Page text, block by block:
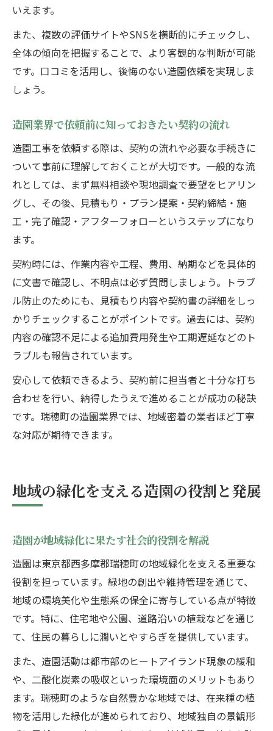
いえます。
また、複数の評価サイトやSNSを横断的にチェックし、
全体の傾向を把握することで、より客観的な判断が可能
です。口コミを活用し、後悔のない造園依頼を実現しま
しょう。
造園業界で依頼前に知っておきたい契約の流れ
造園工事を依頼する際は、契約の流れや必要な手続きに
ついて事前に理解しておくことが大切です。一般的な流
れとしては、まず無料相談や現地調査で要望をヒアリン
グし、その後、見積もり・プラン提案・契約締結・施
工・完了確認・アフターフォローというステップになり
ます。
契約時には、作業内容や工程、費用、納期などを具体的
に文書で確認し、不明点は必ず質問しましょう。トラブ
ル防止のためにも、見積もり内容や契約書の詳細をしっ
かりチェックすることがポイントです。過去には、契約
内容の確認不足による追加費用発生や工期遅延などのト
ラブルも報告されています。
安心して依頼できるよう、契約前に担当者と十分な打ち
合わせを行い、納得したうえで進めることが成功の秘訣
です。瑞穂町の造園業界では、地域密着の業者ほど丁寧
な対応が期待できます。
地域の緑化を支える造園の役割と発展
造園が地域緑化に果たす社会的役割を解説
造園は東京都西多摩郡瑞穂町の地域緑化を支える重要な
役割を担っています。緑地の創出や維持管理を通じて、
地域の環境美化や生態系の保全に寄与している点が特徴
です。特に、住宅地や公園、道路沿いの植栽などを通じ
て、住民の暮らしに潤いとやすらぎを提供しています。
また、造園活動は都市部のヒートアイランド現象の緩和
や、二酸化炭素の吸収といった環境面のメリットもあり
ます。瑞穂町のような自然豊かな地域では、在来種の植
物を活用した緑化が進められており、地域独自の景観形